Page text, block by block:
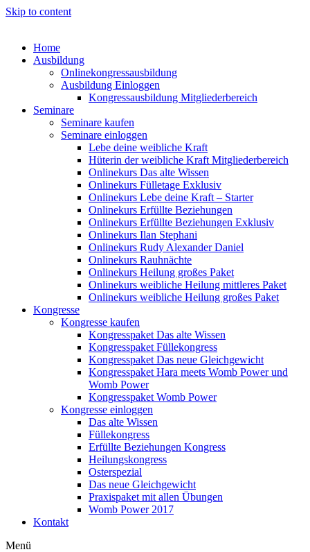
Skip to content
Home
Ausbildung
Onlinekongressausbildung
Ausbildung Einloggen
Kongressausbildung Mitgliederbereich
Seminare
Seminare kaufen
Seminare einloggen
Lebe deine weibliche Kraft
Hüterin der weibliche Kraft Mitgliederbereich
Onlinekurs Das alte Wissen
Onlinekurs Fülletage Exklusiv
Onlinekurs Lebe deine Kraft – Starter
Onlinekurs Erfüllte Beziehungen
Onlinekurs Erfüllte Beziehungen Exklusiv
Onlinekurs Ilan Stephani
Onlinekurs Rudy Alexander Daniel
Onlinekurs Rauhnächte
Onlinekurs Heilung großes Paket
Onlinekurs weibliche Heilung mittleres Paket
Onlinekurs weibliche Heilung großes Paket
Kongresse
Kongresse kaufen
Kongresspaket Das alte Wissen
Kongresspaket Füllekongress
Kongresspaket Das neue Gleichgewicht
Kongresspaket Hara meets Womb Power und
Womb Power
Kongresspaket Womb Power
Kongresse einloggen
Das alte Wissen
Füllekongress
Erfüllte Beziehungen Kongress
Heilungskongress
Osterspezial
Das neue Gleichgewicht
Praxispaket mit allen Übungen
Womb Power 2017
Kontakt
Menü